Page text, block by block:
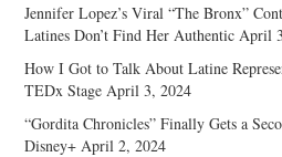
Jennifer Lopez’s Viral “The Bronx”
Latines Don’t Find Her Authentic April
How I Got to Talk About Latine
TEDx Stage April 3, 2024
“Gordita Chronicles” Finally Gets a
Disney+ April 2, 2024